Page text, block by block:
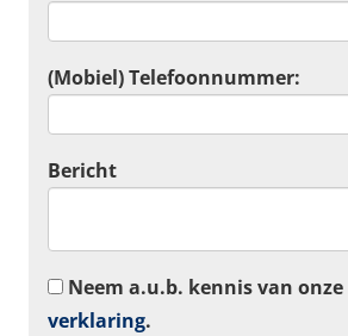
(Mobiel) Telefoonnummer:
Bericht
Neem a.u.b. kennis van onze
verklaring.